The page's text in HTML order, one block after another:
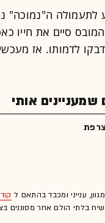
לתעמולה
סיים את חייו כ
לדמותו. אז
אותי
ענייני ומכבד בהתאם ל
בלתי הולם אחר מסוננים